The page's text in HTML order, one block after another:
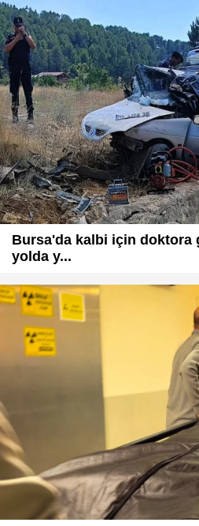
Bursa'da kalbi için doktora
yolda y...